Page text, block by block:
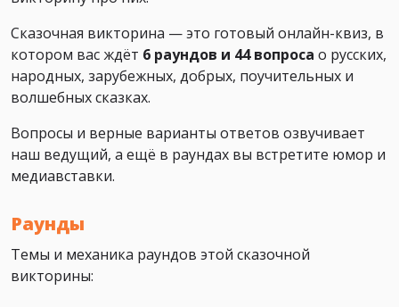
Сказочная викторина — это готовый онлайн-квиз, в
котором вас ждёт 6 раундов и 44 вопроса о русских,
народных, зарубежных, добрых, поучительных и
волшебных сказках.
Вопросы и верные варианты ответов озвучивает
наш ведущий, а ещё в раундах вы встретите юмор и
медиавставки.
Раунды
Темы и механика раундов этой сказочной
викторины: